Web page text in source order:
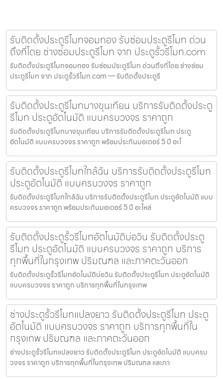
รับติดตั้งประตูรีโมทจอมทอง รับซ่อมประตูรีโมท ด่วน
ถึงที่โดย ช่างซ่อมประตูรีโมท จาก ประตูรั้วรีโมท.com
รับติดตั้งประตูรีโมทจอมทอง รับซ่อมประตูรีโมท ด่วนถึงที่โดย ช่างซ่อม
ประตูรีโมท จาก ประตูรั้วรีโมท.com — รับติดตั้งประตูรี
รับติดตั้งประตูรีโมทบางขุนเทียน บริการรับติดตั้งประตู
รีโมท ประตูอัตโนมัติ แบบครบวงจร ราคาถูก
รับติดตั้งประตูรีโมทบางขุนเทียน บริการรับติดตั้งประตูรีโมท ประตู
อัตโนมัติ แบบครบวงจร ราคาถูก พร้อมประกันมอเตอร์ 5 ปี อะไ
รับติดตั้งประตูรีโมทใกล้ฉัน บริการรับติดตั้งประตูรีโมท
ประตูอัตโนมัติ แบบครบวงจร ราคาถูก
รับติดตั้งประตูรีโมทใกล้ฉัน บริการรับติดตั้งประตูรีโมท ประตูอัตโนมัติ แบบ
ครบวงจร ราคาถูก พร้อมประกันมอเตอร์ 5 ปี อะไหล่
รับติดตั้งประตูรั้วรีโมทอัตโนมัติบ่อวิน รับติดตั้งประตู
รีโมท ประตูอัตโนมัติ แบบครบวงจร ราคาถูก บริการ
ทุกพื้นที่ในกรุงเทพ ปริมณฑล และภาคตะวันออก
รับติดตั้งประตูรั้วรีโมทอัตโนมัติบ่อวิน รับติดตั้งประตูรีโมท ประตูอัตโนมัติ
แบบครบวงจร ราคาถูก บริการทุกพื้นที่ในกรุงเทพ
ช่างประตูรั้วรีโมทแปลงยาว รับติดตั้งประตูรีโมท ประตู
อัตโนมัติ แบบครบวงจร ราคาถูก บริการทุกพื้นที่ใน
กรุงเทพ ปริมณฑล และภาคตะวันออก
ช่างประตูรั้วรีโมทแปลงยาว รับติดตั้งประตูรีโมท ประตูอัตโนมัติ แบบครบ
วงจร ราคาถูก บริการทุกพื้นที่ในกรุงเทพ ปริมณฑล และภา